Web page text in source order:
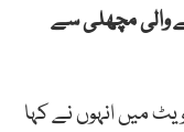
والی مچھلی سے
میں انہوں نے کہا